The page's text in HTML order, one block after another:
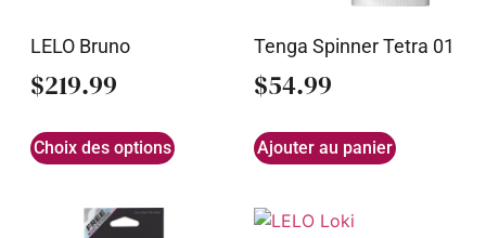
LELO Bruno
$219.99
Choix des options
Tenga Spinner Tetra 01
$54.99
Ajouter au panier